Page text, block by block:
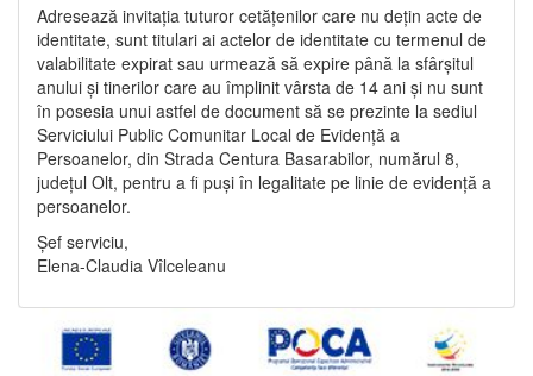
Adresează invitația tuturor cetățenilor care nu dețin acte de
identitate, sunt titulari ai actelor de identitate cu termenul de
valabilitate expirat sau urmează să expire până la sfârșitul
anului și tinerilor care au împlinit vârsta de 14 ani și nu sunt
în posesia unui astfel de document să se prezinte la sediul
Serviciului Public Comunitar Local de Evidență a
Persoanelor, din Strada Centura Basarabilor, numărul 8,
județul Olt, pentru a fi puși în legalitate pe linie de evidență a
persoanelor.
Șef serviciu,
Elena-Claudia Vîlceleanu